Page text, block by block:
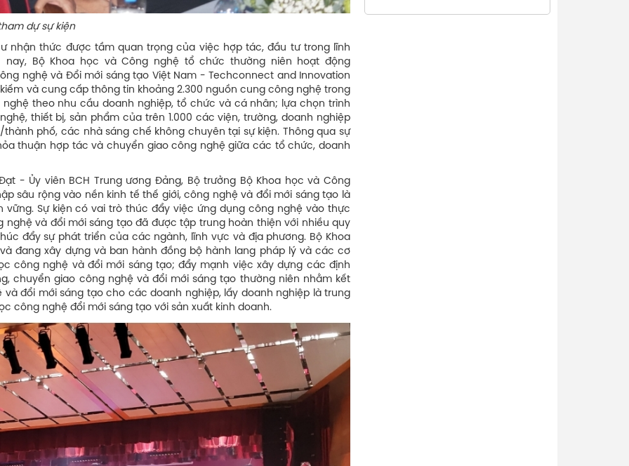
kiện
nhận thức được tầm quan trọng của việc hợp tác, đầu tư trong lĩnh
Bộ Khoa học và Công nghệ tổ chức thường niên hoạt động
nghệ và Đổi mới sáng tạo Việt Nam - Techconnect and Innovation
và cung cấp thông tin khoảng 2.300 nguồn cung công nghệ trong
theo nhu cầu doanh nghiệp, tổ chức và cá nhân; lựa chọn trình
thiết bị, sản phẩm của trên 1.000 các viện, trường, doanh nghiệp
phố, các nhà sáng chế không chuyên tại sự kiện. Thông qua sự
thuận hợp tác và chuyển giao công nghệ giữa các tổ chức, doanh
- Ủy viên BCH Trung ương Đảng, Bộ trưởng Bộ Khoa học và Công
sâu rộng vào nền kinh tế thế giới, công nghệ và đổi mới sáng tạo là
Sự kiện có vai trò thúc đẩy việc ứng dụng công nghệ vào thực
nghệ và đổi mới sáng tạo đã được tập trung hoàn thiện với nhiều quy
đẩy sự phát triển của các ngành, lĩnh vực và địa phương. Bộ Khoa
đang xây dựng và ban hành đồng bộ hành lang pháp lý và các cơ
công nghệ và đổi mới sáng tạo; đẩy mạnh việc xây dựng các định
chuyển giao công nghệ và đổi mới sáng tạo thường niên nhằm kết
đổi mới sáng tạo cho các doanh nghiệp, lấy doanh nghiệp là trung
công nghệ đổi mới sáng tạo với sản xuất kinh doanh.